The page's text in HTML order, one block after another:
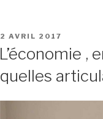
PUBLIÉ
LE
2 AVRIL 2017
L’économie ,
quelles